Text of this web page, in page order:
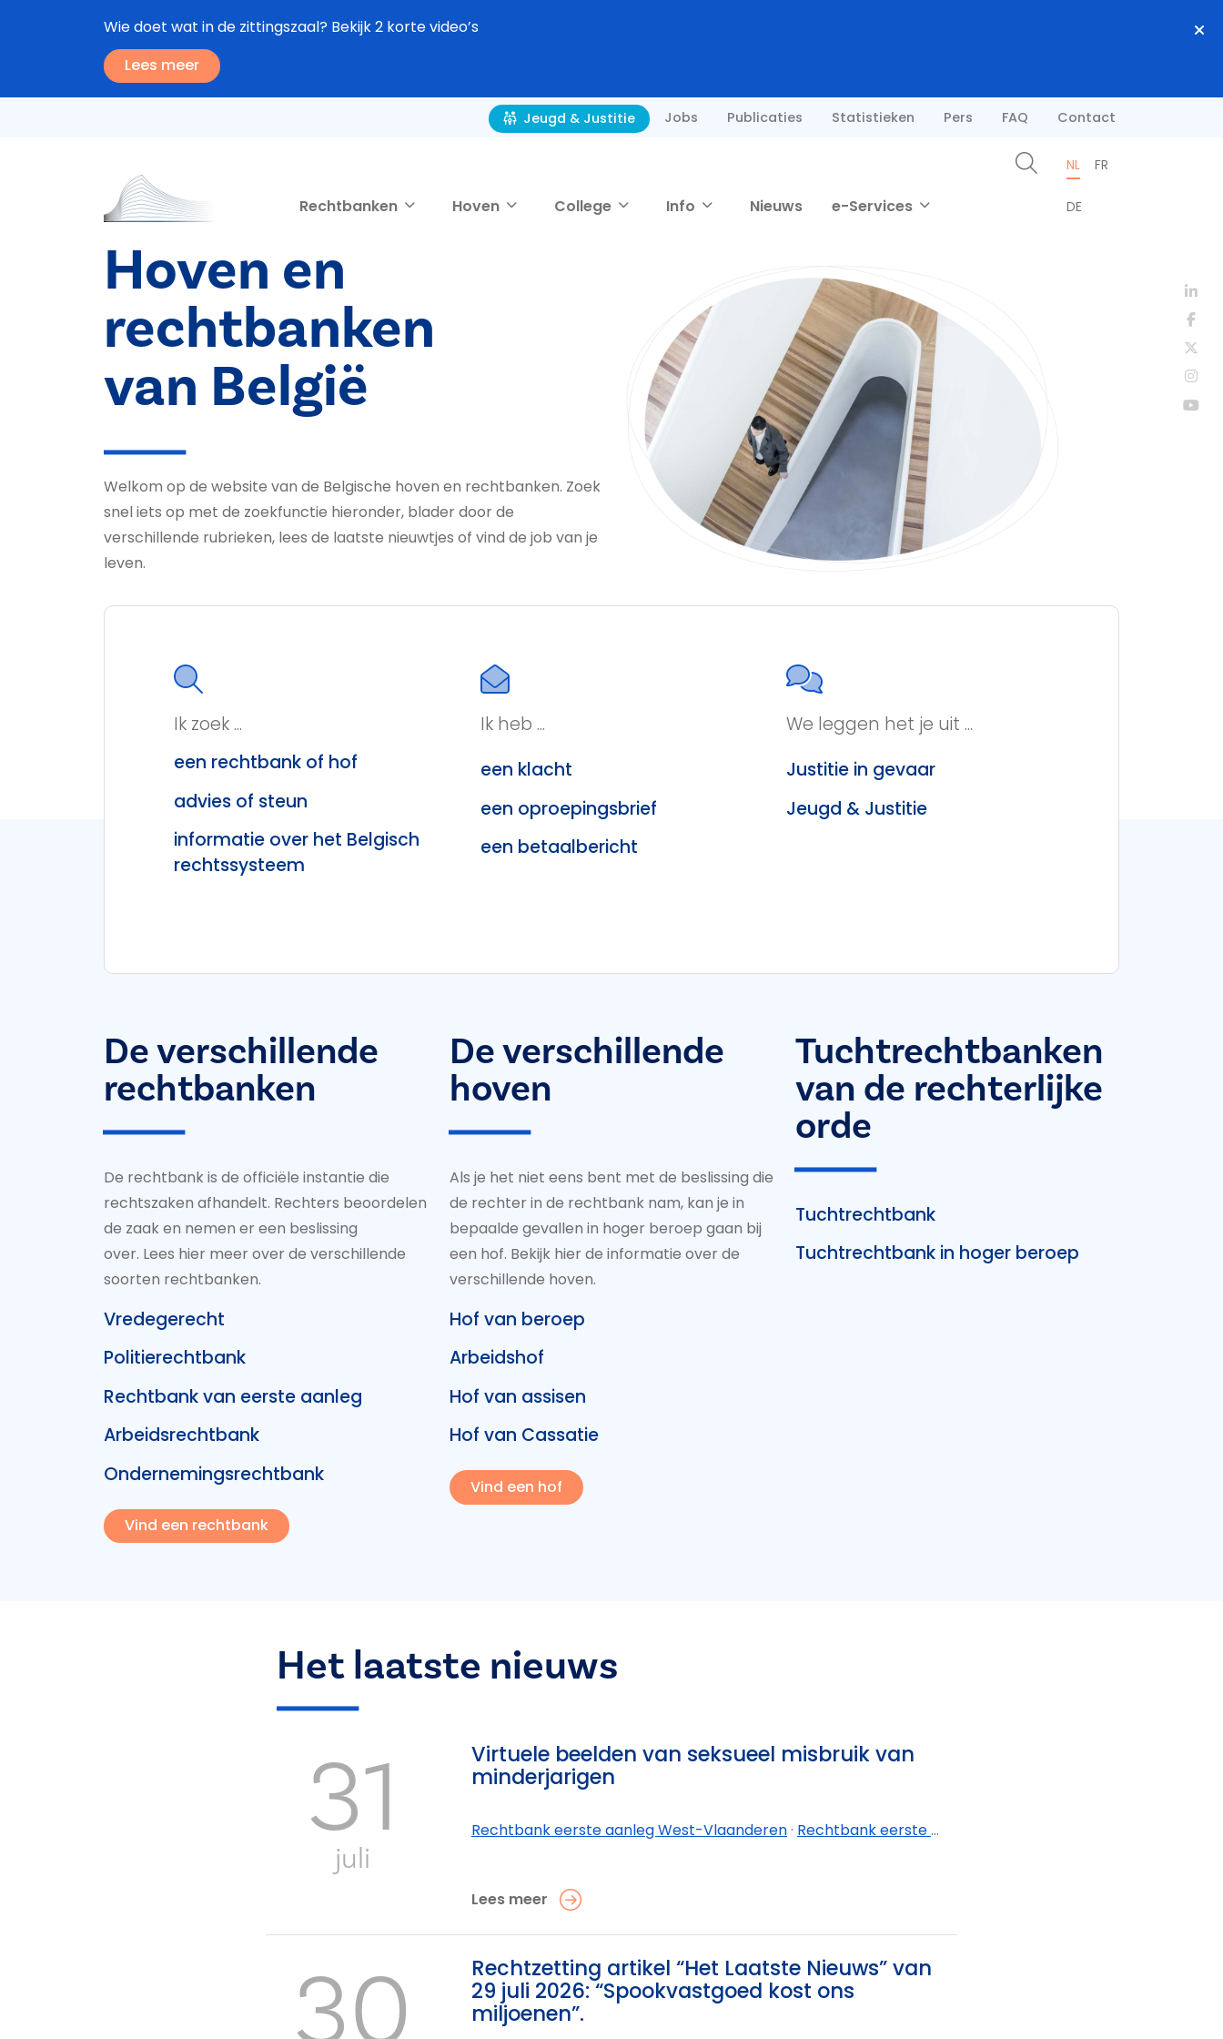
Wie doet wat in de zittingszaal? Bekijk 2 korte video’s
Lees meer
Jeugd & Justitie Jobs Publicaties Statistieken Pers FAQ Contact
Rechtbanken Hoven College Info Nieuws e-Services
NL FR
DE
Hoven en
rechtbanken
van België
Welkom op de website van de Belgische hoven en rechtbanken. Zoek
snel iets op met de zoekfunctie hieronder, blader door de
verschillende rubrieken, lees de laatste nieuwtjes of vind de job van je
leven.
Ik zoek ...
een rechtbank of hof
advies of steun
informatie over het Belgisch
rechtssysteem
Ik heb ...
een klacht
een oproepingsbrief
een betaalbericht
We leggen het je uit ...
Justitie in gevaar
Jeugd & Justitie
De verschillende
rechtbanken
De rechtbank is de officiële instantie die
rechtszaken afhandelt. Rechters beoordelen
de zaak en nemen er een beslissing
over. Lees hier meer over de verschillende
soorten rechtbanken.
Vredegerecht
Politierechtbank
Rechtbank van eerste aanleg
Arbeidsrechtbank
Ondernemingsrechtbank
Vind een rechtbank
De verschillende
hoven
Als je het niet eens bent met de beslissing die
de rechter in de rechtbank nam, kan je in
bepaalde gevallen in hoger beroep gaan bij
een hof. Bekijk hier de informatie over de
verschillende hoven.
Hof van beroep
Arbeidshof
Hof van assisen
Hof van Cassatie
Vind een hof
Tuchtrechtbanken
van de rechterlijke
orde
Tuchtrechtbank
Tuchtrechtbank in hoger beroep
Het laatste nieuws
31
juli
Virtuele beelden van seksueel misbruik van
minderjarigen
Rechtbank eerste aanleg West-Vlaanderen· Rechtbank eerste aanleg West-Vlaanderen - afdeling Kortrijk
Lees meer
30 Rechtzetting artikel “Het Laatste Nieuws” van
29 juli 2026: “Spookvastgoed kost ons
miljoenen”.